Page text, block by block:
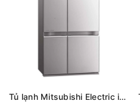
Tủ lạnh Mitsubishi Electric inverter 635 lít MR-LA78ER-GSL-V